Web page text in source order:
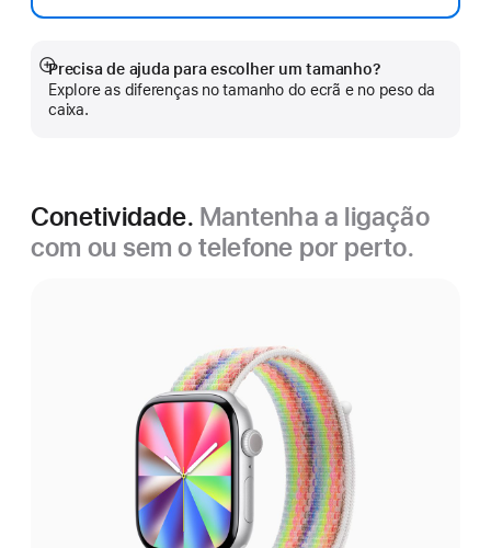
Precisa de ajuda para escolher um tamanho?
Explore as diferenças no tamanho do ecrã e no peso da
caixa.
Veja
mais
Conetividade. Mantenha a ligação
com ou sem o telefone por perto.